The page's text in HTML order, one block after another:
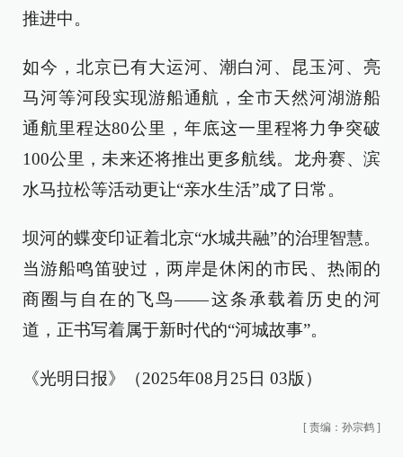
推进中。
如今，北京已有大运河、潮白河、昆玉河、亮
马河等河段实现游船通航，全市天然河湖游船
通航里程达80公里，年底这一里程将力争突破
100公里，未来还将推出更多航线。龙舟赛、滨
水马拉松等活动更让“亲水生活”成了日常。
坝河的蝶变印证着北京“水城共融”的治理智慧。
当游船鸣笛驶过，两岸是休闲的市民、热闹的
商圈与自在的飞鸟——这条承载着历史的河
道，正书写着属于新时代的“河城故事”。
《光明日报》（2025年08月25日 03版）
[ 责编：孙宗鹤 ]